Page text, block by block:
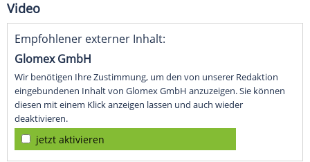
Video
Empfohlener externer Inhalt:
Glomex GmbH
Wir benötigen Ihre Zustimmung, um den von unserer Redaktion
eingebundenen Inhalt von Glomex GmbH anzuzeigen. Sie können
diesen mit einem Klick anzeigen lassen und auch wieder
deaktivieren.
jetzt aktivieren